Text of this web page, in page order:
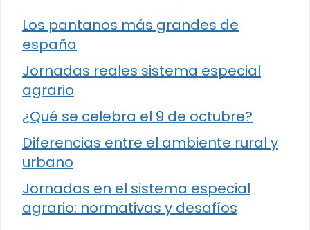
Los pantanos más grandes de
españa
Jornadas reales sistema especial
agrario
¿Qué se celebra el 9 de octubre?
Diferencias entre el ambiente rural y
urbano
Jornadas en el sistema especial
agrario: normativas y desafíos